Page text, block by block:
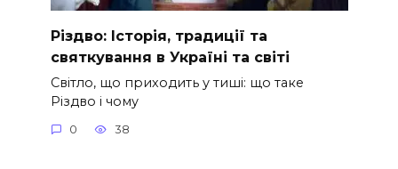
Різдво: Історія, традиції та
святкування в Україні та світі
Світло, що приходить у тиші: що таке
Різдво і чому
0 38